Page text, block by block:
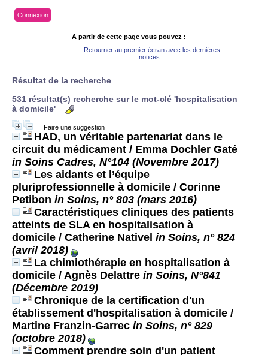
Connexion
A partir de cette page vous pouvez :
Retourner au premier écran avec les dernières
notices...
Résultat de la recherche
531 résultat(s) recherche sur le mot-clé 'hospitalisation
à domicile'
Faire une suggestion
HAD, un véritable partenariat dans le
circuit du médicament / Emma Dochler Gaté
in Soins Cadres, N°104 (Novembre 2017)
Les aidants et l’équipe
pluriprofessionnelle à domicile / Corinne
Petibon in Soins, n° 803 (mars 2016)
Caractéristiques cliniques des patients
atteints de SLA en hospitalisation à
domicile / Catherine Nativel in Soins, n° 824
(avril 2018)
La chimiothérapie en hospitalisation à
domicile / Agnès Delattre in Soins, N°841
(Décembre 2019)
Chronique de la certification d'un
établissement d'hospitalisation à domicile /
Martine Franzin-Garrec in Soins, n° 829
(octobre 2018)
Comment prendre soin d'un patient